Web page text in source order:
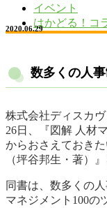
イベント
はかどる！コ
2020.06.29
数多くの人
株式会社ディスカ
26日、『図解 人材
からおさえておき
（坪谷邦生・著）
同書は、数多くの
マネジメント100の